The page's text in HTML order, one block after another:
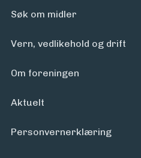
Søk om midler
Vern, vedlikehold og drift
Om foreningen
Aktuelt
Personvern­erklæring